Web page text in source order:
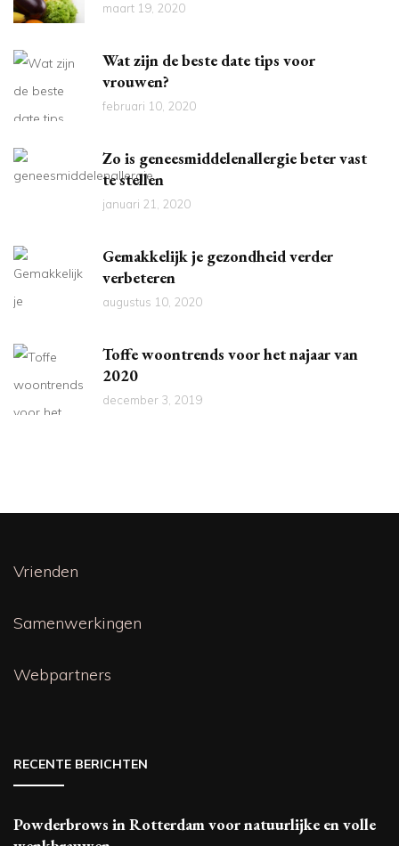
maart 19, 2020
Wat zijn de beste date tips voor
vrouwen?
februari 10, 2020
Zo is geneesmiddelenallergie beter vast
te stellen
januari 21, 2020
Gemakkelijk je gezondheid verder
verbeteren
augustus 10, 2020
Toffe woontrends voor het najaar van
2020
december 3, 2019
Vrienden
Samenwerkingen
Webpartners
RECENTE BERICHTEN
Powderbrows in Rotterdam voor natuurlijke en volle